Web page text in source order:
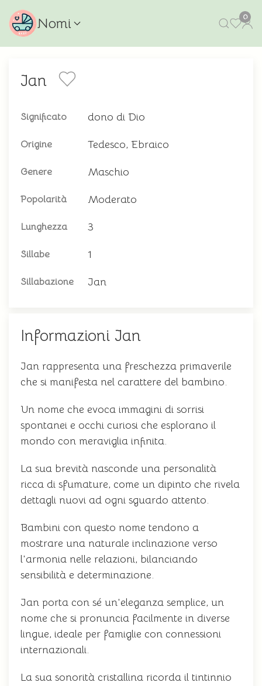
Nomi 0
Jan
Significato dono di Dio
Origine Tedesco, Ebraico
Genere Maschio
Popolarità Moderato
Lunghezza 3
Sillabe 1
Sillabazione Jan
Informazioni Jan
Jan rappresenta una freschezza primaverile
che si manifesta nel carattere del bambino.
Un nome che evoca immagini di sorrisi
spontanei e occhi curiosi che esplorano il
mondo con meraviglia infinita.
La sua brevità nasconde una personalità
ricca di sfumature, come un dipinto che rivela
dettagli nuovi ad ogni sguardo attento.
Bambini con questo nome tendono a
mostrare una naturale inclinazione verso
l'armonia nelle relazioni, bilanciando
sensibilità e determinazione.
Jan porta con sé un'eleganza semplice, un
nome che si pronuncia facilmente in diverse
lingue, ideale per famiglie con connessioni
internazionali.
La sua sonorità cristallina ricorda il tintinnio